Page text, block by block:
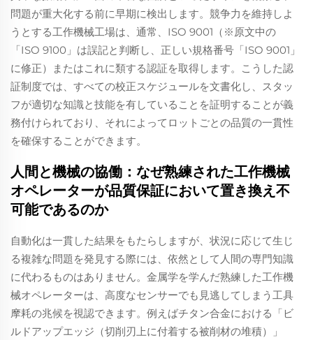
問題が重大化する前に早期に検出します。競争力を維持しよ
うとする工作機械工場は、通常、ISO 9001（※原文中の
「ISO 9100」は誤記と判断し、正しい規格番号「ISO 9001」
に修正）またはこれに類する認証を取得します。こうした認
証制度では、すべての校正スケジュールを文書化し、スタッ
フが適切な知識と技能を有していることを証明することが義
務付けられており、それによってロットごとの品質の一貫性
を確保することができます。
人間と機械の協働：なぜ熟練された工作機械
オペレーターが品質保証において置き換え不
可能であるのか
自動化は一貫した結果をもたらしますが、状況に応じて生じ
る複雑な問題を発見する際には、依然として人間の専門知識
に代わるものはありません。金属学を学んだ熟練した工作機
械オペレーターは、高度なセンサーでも見逃してしまう工具
摩耗の兆候を視認できます。例えばチタン合金における「ビ
ルドアップエッジ（切削刃上に付着する被削材の堆積）」